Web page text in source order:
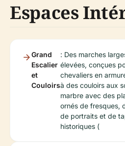
Espaces
Grand
Escalier
et
Couloirs
: Des marches
élevées, conçues
chevaliers en
à des couloirs aux
marbre avec des
ornés de fresques,
de portraits et de
historiques (